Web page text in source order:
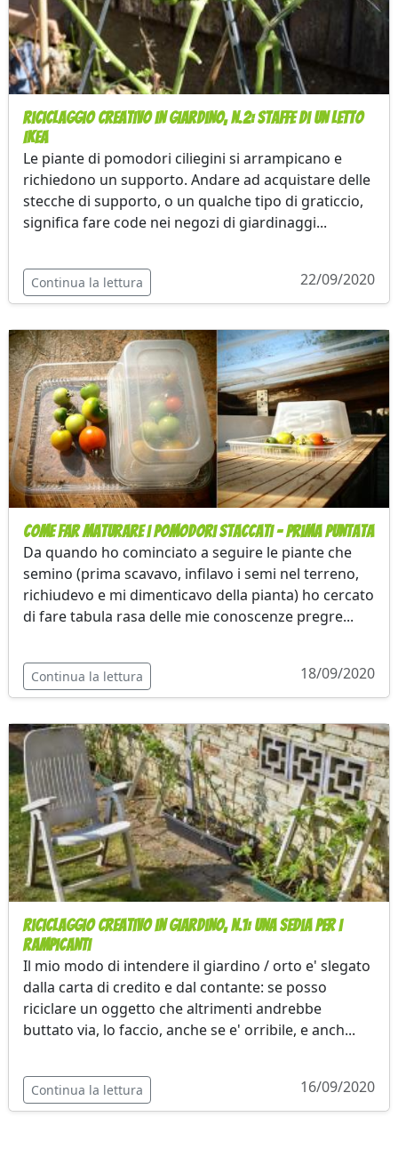
Riciclaggio creativo in giardino, n.2: staffe di un letto
Ikea
Le piante di pomodori ciliegini si arrampicano e
richiedono un supporto. Andare ad acquistare delle
stecche di supporto, o un qualche tipo di graticcio,
significa fare code nei negozi di giardinaggi...
Continua la lettura 22/09/2020
Come far maturare i pomodori staccati - Prima puntata
Da quando ho cominciato a seguire le piante che
semino (prima scavavo, infilavo i semi nel terreno,
richiudevo e mi dimenticavo della pianta) ho cercato
di fare tabula rasa delle mie conoscenze pregre...
Continua la lettura 18/09/2020
Riciclaggio creativo in giardino, n.1: una sedia per i
rampicanti
Il mio modo di intendere il giardino / orto e' slegato
dalla carta di credito e dal contante: se posso
riciclare un oggetto che altrimenti andrebbe
buttato via, lo faccio, anche se e' orribile, e anch...
Continua la lettura 16/09/2020